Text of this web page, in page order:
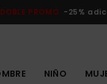
DOBLE PROMO -25%
NIÑO